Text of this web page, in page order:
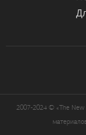
2007-2024 © «The